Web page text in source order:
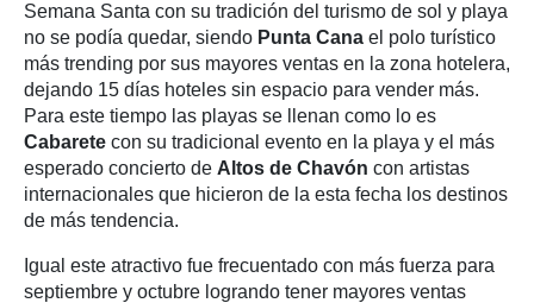
Semana Santa con su tradición del turismo de sol y playa
no se podía quedar, siendo Punta Cana el polo turístico
más trending por sus mayores ventas en la zona hotelera,
dejando 15 días hoteles sin espacio para vender más.
Para este tiempo las playas se llenan como lo es
Cabarete con su tradicional evento en la playa y el más
esperado concierto de Altos de Chavón con artistas
internacionales que hicieron de la esta fecha los destinos
de más tendencia.
Igual este atractivo fue frecuentado con más fuerza para
septiembre y octubre logrando tener mayores ventas